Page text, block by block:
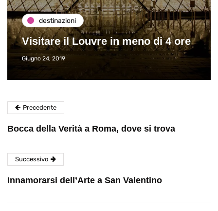
destinazioni
Visitare il Louvre in meno di 4 ore
Giugno 24, 2019
Precedente
Bocca della Verità a Roma, dove si trova
Successivo
Innamorarsi dell’Arte a San Valentino